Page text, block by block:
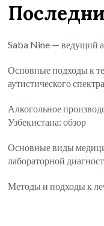
Saba Nine — ведущий
Основные подходы к
аутистического
Алкогольное
Узбекистана: обзор
Основные виды
лабораторной
Методы и подходы к